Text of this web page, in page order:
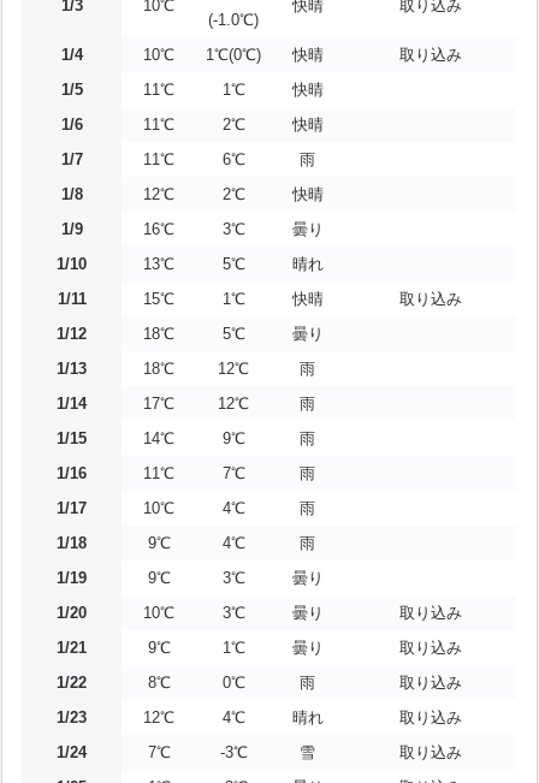
1/3 10℃
(-1.0℃)
快晴 取り込み
1/4 10℃ 1℃(0℃) 快晴
取り込み
1/5
11℃ 1℃
快晴
1/6
11℃ 2℃
快晴
1/7
11℃ 6℃
雨
1/8
12℃ 2℃
快晴
1/9
16℃ 3℃
曇り
1/10
13℃ 5℃
晴れ
1/11
15℃ 1℃ 快晴
取り込み
1/12
18℃ 5℃
曇り
1/13
18℃ 12℃
雨
1/14
17℃ 12℃
雨
1/15
14℃ 9℃
雨
1/16
11℃ 7℃
雨
1/17
10℃ 4℃
雨
1/18
9℃ 4℃
雨
1/19
9℃ 3℃
曇り
1/20
10℃ 3℃ 曇り
取り込み
1/21
9℃ 1℃ 曇り
取り込み
1/22
8℃ 0℃ 雨
取り込み
1/23
12℃ 4℃ 晴れ
取り込み
1/24
7℃ -3℃ 雪
取り込み